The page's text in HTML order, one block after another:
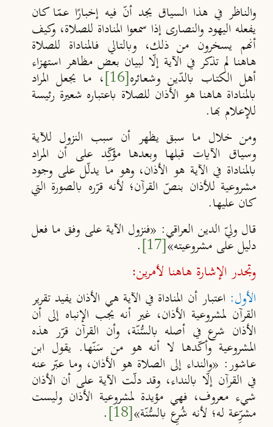
والناظر في هذا السياق يجد أنّ فيه إخبارًا عمّا كان
يفعله اليهود والنصارى إذا سمعوا المناداة للصلاة، وكيف
أنهم يسخرون من ذلك، وبالتالي فالمناداة للصلاة
هاهنا لم تذكر في الآية إلّا لبيان بعض مظاهر استهزاء
أهل الكتاب بالدّين وشعائره[16] ، ما يجعل المراد
بالمناداة هاهنا هو الأذان للصلاة باعتباره شعيرة رئيسة
للإعلام بها.
ومن خلال ما سبق يظهر أن سبب النزول للآية
وسياق الآيات قبلها وبعدها مؤكِّد على أن المراد
بالمناداة في الآية هو الأذان، وهو ما يدلّل على وجود
مشروعية للأذان بنصّ القرآن؛ لأنه قرّره بالصورة التي
كان عليها.
قال وليّ الدين العراقي: «فنزول الآية على وفق ما فعل
دليل على مشروعيته»[17]
.
وتجدر الإشارة هاهنا لأمرين:
الأول: اعتبار أن المناداة في الآية هي الأذان يفيد تقرير
القرآن لمشروعية الأذان، غير أنه يجب الإنباه إلى أن
الأذان شرع في أصله بالسُّنّة، وأن القرآن قرّر هذه
المشروعية وأكّدها لا أنه هو من سَنّها. يقول ابن
عاشور: «والنداء إلى الصلاة هو الأذان، وما عبّر عنه
في القرآن إلّا بالنداء، وقد دلّت الآية على أن الأذان
شيء معروف، فهي مؤيدة لمشروعية الأذان وليست
مشرِّعة له؛ لأنه شُرِع بالسُّنّة»[18]
.